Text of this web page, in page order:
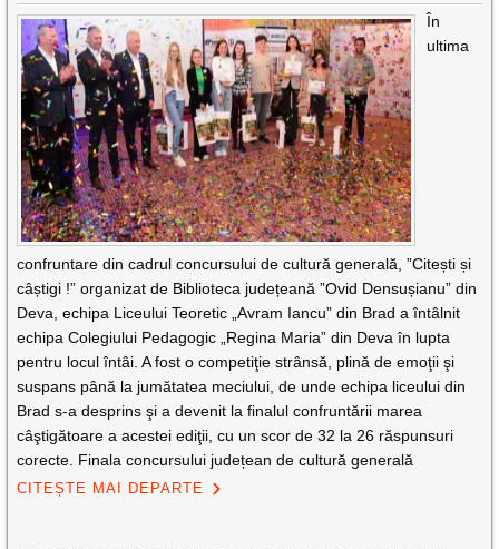
În
ultima
confruntare din cadrul concursului de cultură generală, ”Citești și
câștigi !” organizat de Biblioteca județeană ”Ovid Densușianu” din
Deva, echipa Liceului Teoretic „Avram Iancu” din Brad a întâlnit
echipa Colegiului Pedagogic „Regina Maria” din Deva în lupta
pentru locul întâi. A fost o competiţie strânsă, plină de emoţii şi
suspans până la jumătatea meciului, de unde echipa liceului din
Brad s-a desprins şi a devenit la finalul confruntării marea
câştigătoare a acestei ediţii, cu un scor de 32 la 26 răspunsuri
corecte. Finala concursului județean de cultură generală
CITEȘTE MAI DEPARTE